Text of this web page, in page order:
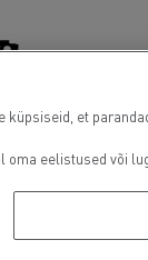
repair
küpsiseid, et
oma eelistused või